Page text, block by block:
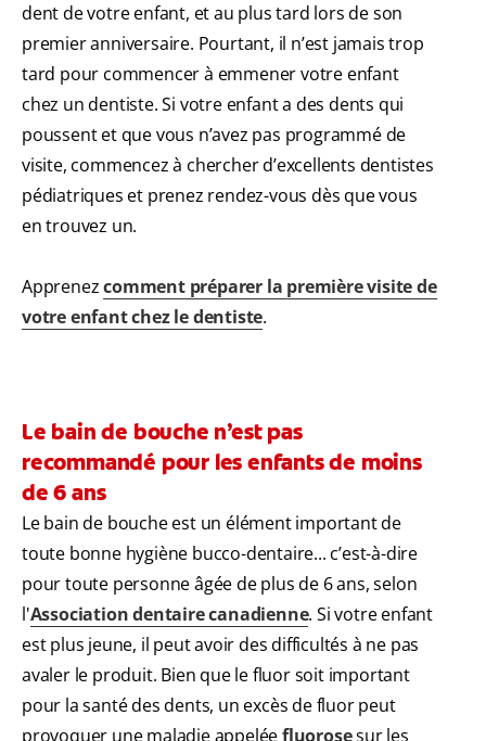
dent de votre enfant, et au plus tard lors de son
premier anniversaire. Pourtant, il n’est jamais trop
tard pour commencer à emmener votre enfant
chez un dentiste. Si votre enfant a des dents qui
poussent et que vous n’avez pas programmé de
visite, commencez à chercher d’excellents dentistes
pédiatriques et prenez rendez-vous dès que vous
en trouvez un.
Apprenezcomment préparer la première visite de
votre enfant chez le dentiste.
Le bain de bouche n’est pas
recommandé pour les enfants de moins
de 6 ans
Le bain de bouche est un élément important de
toute bonne hygiène bucco-dentaire... c’est-à-dire
pour toute personne âgée de plus de 6 ans, selon
l'Association dentaire canadienne. Si votre enfant
est plus jeune, il peut avoir des difficultés à ne pas
avaler le produit. Bien que le fluor soit important
pour la santé des dents, un excès de fluor peut
provoquer une maladie appeléefluorosesur les